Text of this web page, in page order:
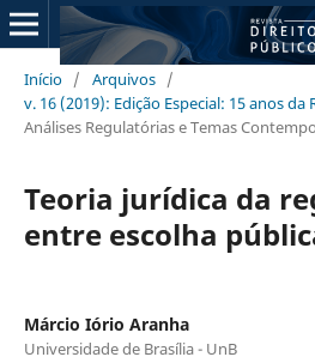
Início / Arquivos /
v. 16 (2019): Edição Especial: 15 anos
Análises Regulatórias e Temas
Teoria jurídica da
entre escolha
Márcio Iório Aranha
Universidade de Brasília - UnB